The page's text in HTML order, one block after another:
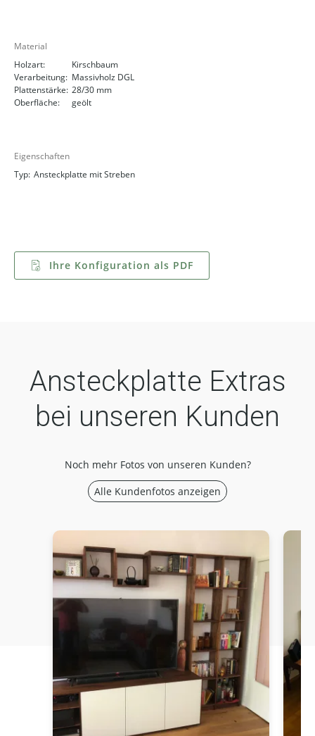
Material
Holzart:
Kirschbaum
Verarbeitung: Massivholz DGL
Plattenstärke: 28/30 mm
Oberfläche:
geölt
Eigenschaften
Typ: Ansteckplatte mit Streben
Ihre Konfiguration als PDF
Ansteckplatte Extras
bei unseren Kunden
Noch mehr Fotos von unseren Kunden?
Alle Kundenfotos anzeigen